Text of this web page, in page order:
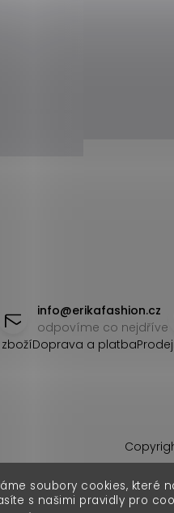
soubory cookies, které
s našimi pravidly pro
info@erikafashion.cz
odpovíme co nejdříve
Doprava a platba